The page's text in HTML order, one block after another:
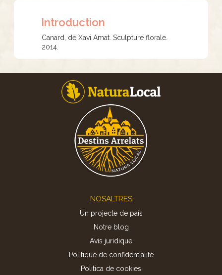
Introduction
Canard, de Xavi Amat. Sculpture florale.
2014.
NOSALTRES
Un projecte de país
Notre blog
Avis juridique
Politique de confidentialité
Politica de cookies